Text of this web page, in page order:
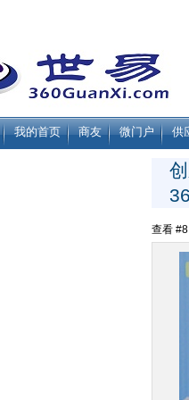
我的首页 商友 微门户 供
查看